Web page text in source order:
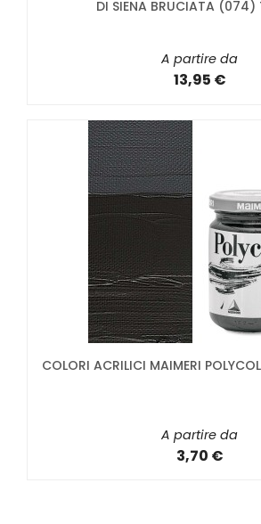
DI SIENA BRUCIATA (074)
A partire da
13,95 €
COLORI ACRILICI MAIMERI
A partire da
3,70 €